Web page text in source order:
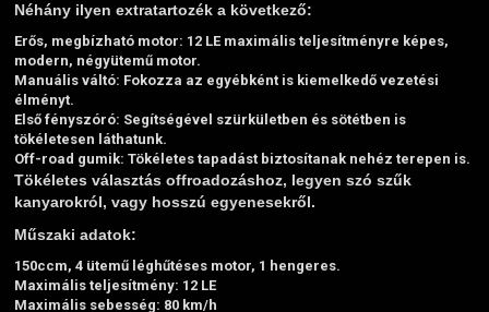
Néhány ilyen extratartozék a következő:
Erős, megbízható motor: 12 LE maximális teljesítményre képes,
modern, négyütemű motor.
Manuális váltó: Fokozza az egyébként is kiemelkedő vezetési
élményt.
Első fényszóró: Segítségével szürkületben és sötétben is
tökéletesen láthatunk.
Off-road gumik: Tökéletes tapadást biztosítanak nehéz terepen is.
Tökéletes választás offroadozáshoz, legyen szó szűk
kanyarokról, vagy hosszú egyenesekről.
Műszaki adatok:
150ccm, 4 ütemű léghűtéses motor, 1 hengeres.
Maximális teljesítmény: 12 LE
Maximális sebesség: 80 km/h